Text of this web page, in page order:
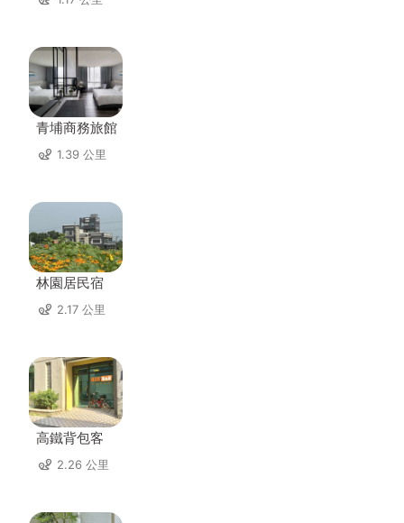
青埔商務旅館
1.39 公里
林園居民宿
2.17 公里
高鐵背包客
2.26 公里